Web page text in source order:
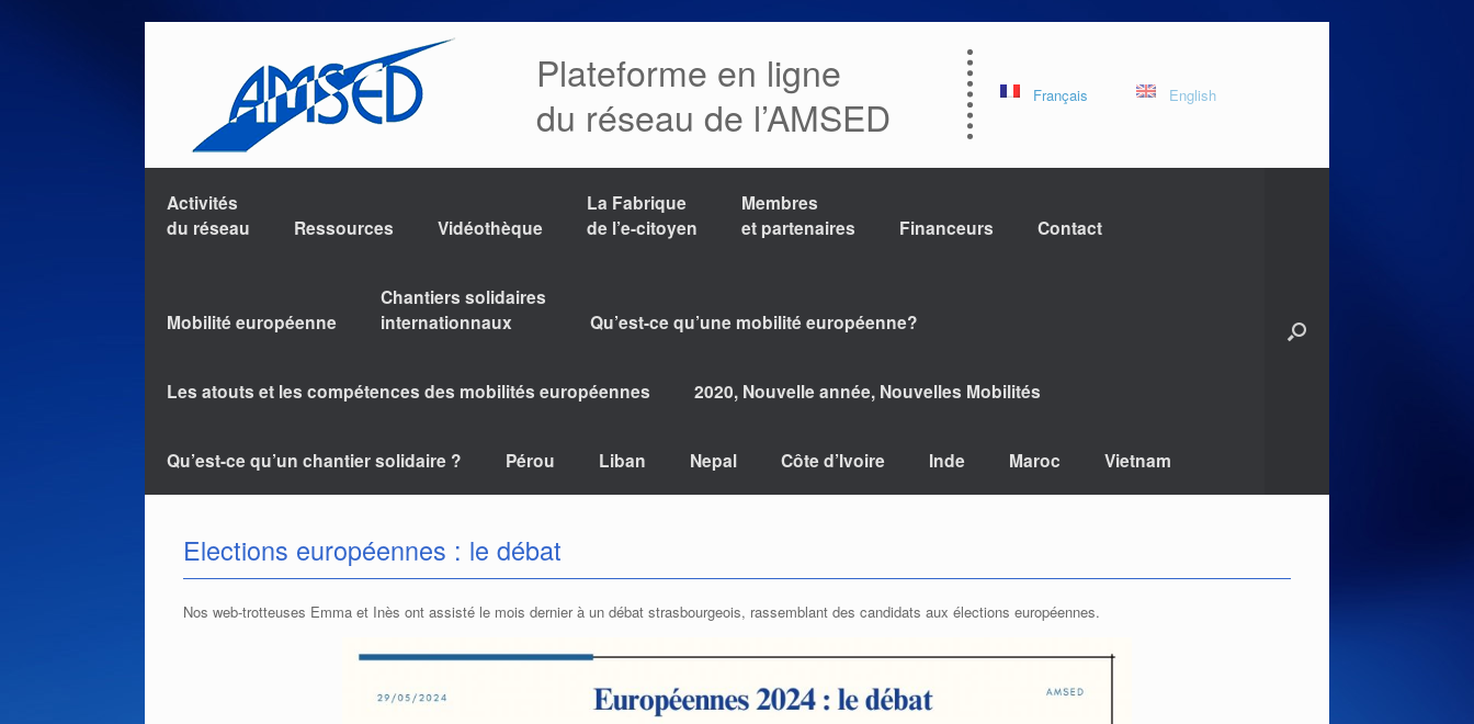
Plateforme en ligne
du réseau de l’AMSED
Français English
Activités
du réseau
Ressources Vidéothèque
La Fabrique
de l’e-citoyen
Membres
et partenaires
Financeurs Contact
Mobilité européenne
Chantiers solidaires
internationnaux
Qu’est-ce qu’une mobilité européenne?
Les atouts et les compétences des mobilités européennes 2020, Nouvelle année, Nouvelles Mobilités
Qu’est-ce qu’un chantier solidaire ? Pérou Liban Nepal Côte d’Ivoire Inde Maroc Vietnam
Elections européennes : le débat
Nos web-trotteuses Emma et Inès ont assisté le mois dernier à un débat strasbourgeois, rassemblant des candidats aux élections européennes.